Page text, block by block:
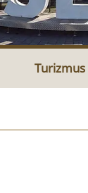
Turizmus